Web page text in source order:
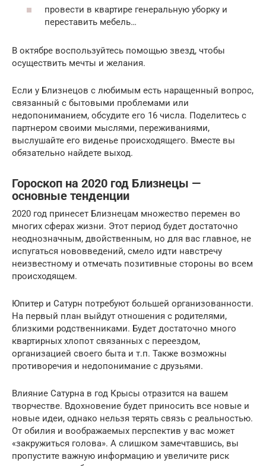
провести в квартире генеральную уборку и
переставить мебель…
В октябре воспользуйтесь помощью звезд, чтобы
осуществить мечты и желания.
Если у Близнецов с любимым есть наращенный вопрос,
связанный с бытовыми проблемами или
недопониманием, обсудите его 16 числа. Поделитесь с
партнером своими мыслями, переживаниями,
выслушайте его виденье происходящего. Вместе вы
обязательно найдете выход.
Гороскоп на 2020 год Близнецы —
основные тенденции
2020 год принесет Близнецам множество перемен во
многих сферах жизни. Этот период будет достаточно
неоднозначным, двойственным, но для вас главное, не
испугаться нововведений, смело идти навстречу
неизвестному и отмечать позитивные стороны во всем
происходящем.
Юпитер и Сатурн потребуют большей организованности.
На первый план выйдут отношения с родителями,
близкими родственниками. Будет достаточно много
квартирных хлопот связанных с переездом,
организацией своего быта и т.п. Также возможны
противоречия и недопонимание с друзьями.
Влияние Сатурна в год Крысы отразится на вашем
творчестве. Вдохновение будет приносить все новые и
новые идеи, однако нельзя терять связь с реальностью.
От обилия и воображаемых перспектив у вас может
«закружиться голова». А слишком замечтавшись, вы
пропустите важную информацию и увеличите риск